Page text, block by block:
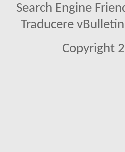
Search Engine
Traducere
Copyright